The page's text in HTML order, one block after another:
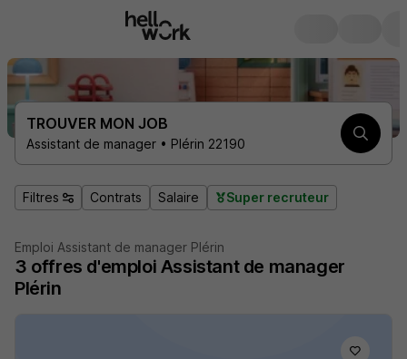
TROUVER MON JOB
Assistant de manager • Plérin 22190
Filtres Contrats Salaire Super recruteur
Emploi Assistant de manager Plérin
3 offres d'emploi Assistant de manager
Plérin